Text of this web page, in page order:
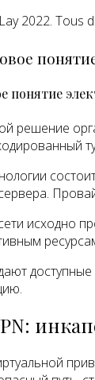
2022. Tous
понятие
решение
исходно
доступные